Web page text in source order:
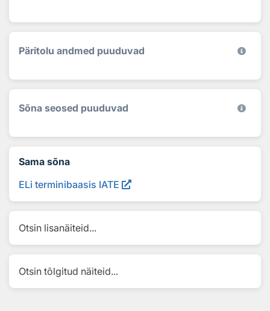
Päritolu andmed puuduvad
Sõna seosed puuduvad
Sama sõna
ELi terminibaasis IATE
Otsin lisanäiteid...
Otsin tõlgitud näiteid...